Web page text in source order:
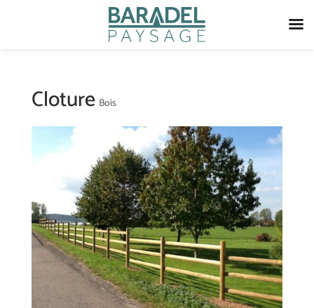
Cloture Bois